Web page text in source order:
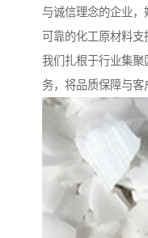
与诚信理念的企业
可靠的化工原材料支
我们扎根于行业集
务，将品质保障与客